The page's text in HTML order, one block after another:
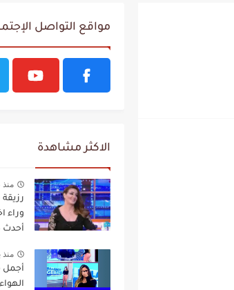
مواقع التواصل
الاكثر مشاهدة
منذ
وراء
أحدث
أجمل